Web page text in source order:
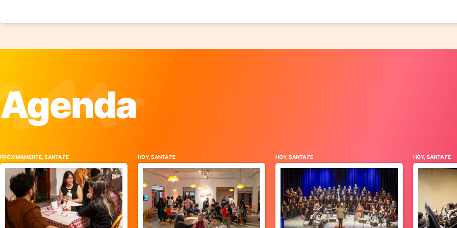
Agenda
PRÓXIMAMENTE, SANTA FE HOY, SANTA FE HOY, SANTA FE HOY, SANTA FE